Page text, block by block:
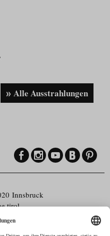
Alle Ausstrahlungen
Innsbruck
Barrierefreiheit